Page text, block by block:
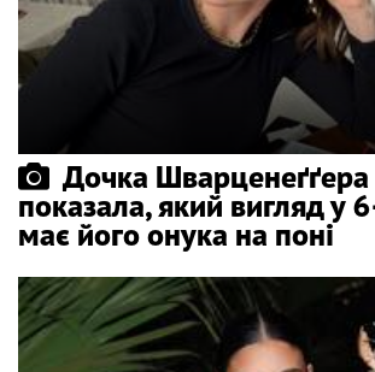
Дочка Шварценеґґера
показала, який вигляд у
має його онука на поні